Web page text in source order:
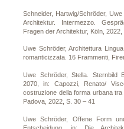
Schneider, Hartwig/Schröder,
Architektur. Intermezzo.
Fragen der Architektur, Köln, 2022,
Uwe Schröder, Architettura
romanticizzata. 16 Frammenti,
Uwe Schröder, Stella. Sternbild
2070, in: Capozzi, Renato/
costruzione della forma urbana tra
Padova, 2022, S. 30 – 41
Uwe Schröder, Offene Form